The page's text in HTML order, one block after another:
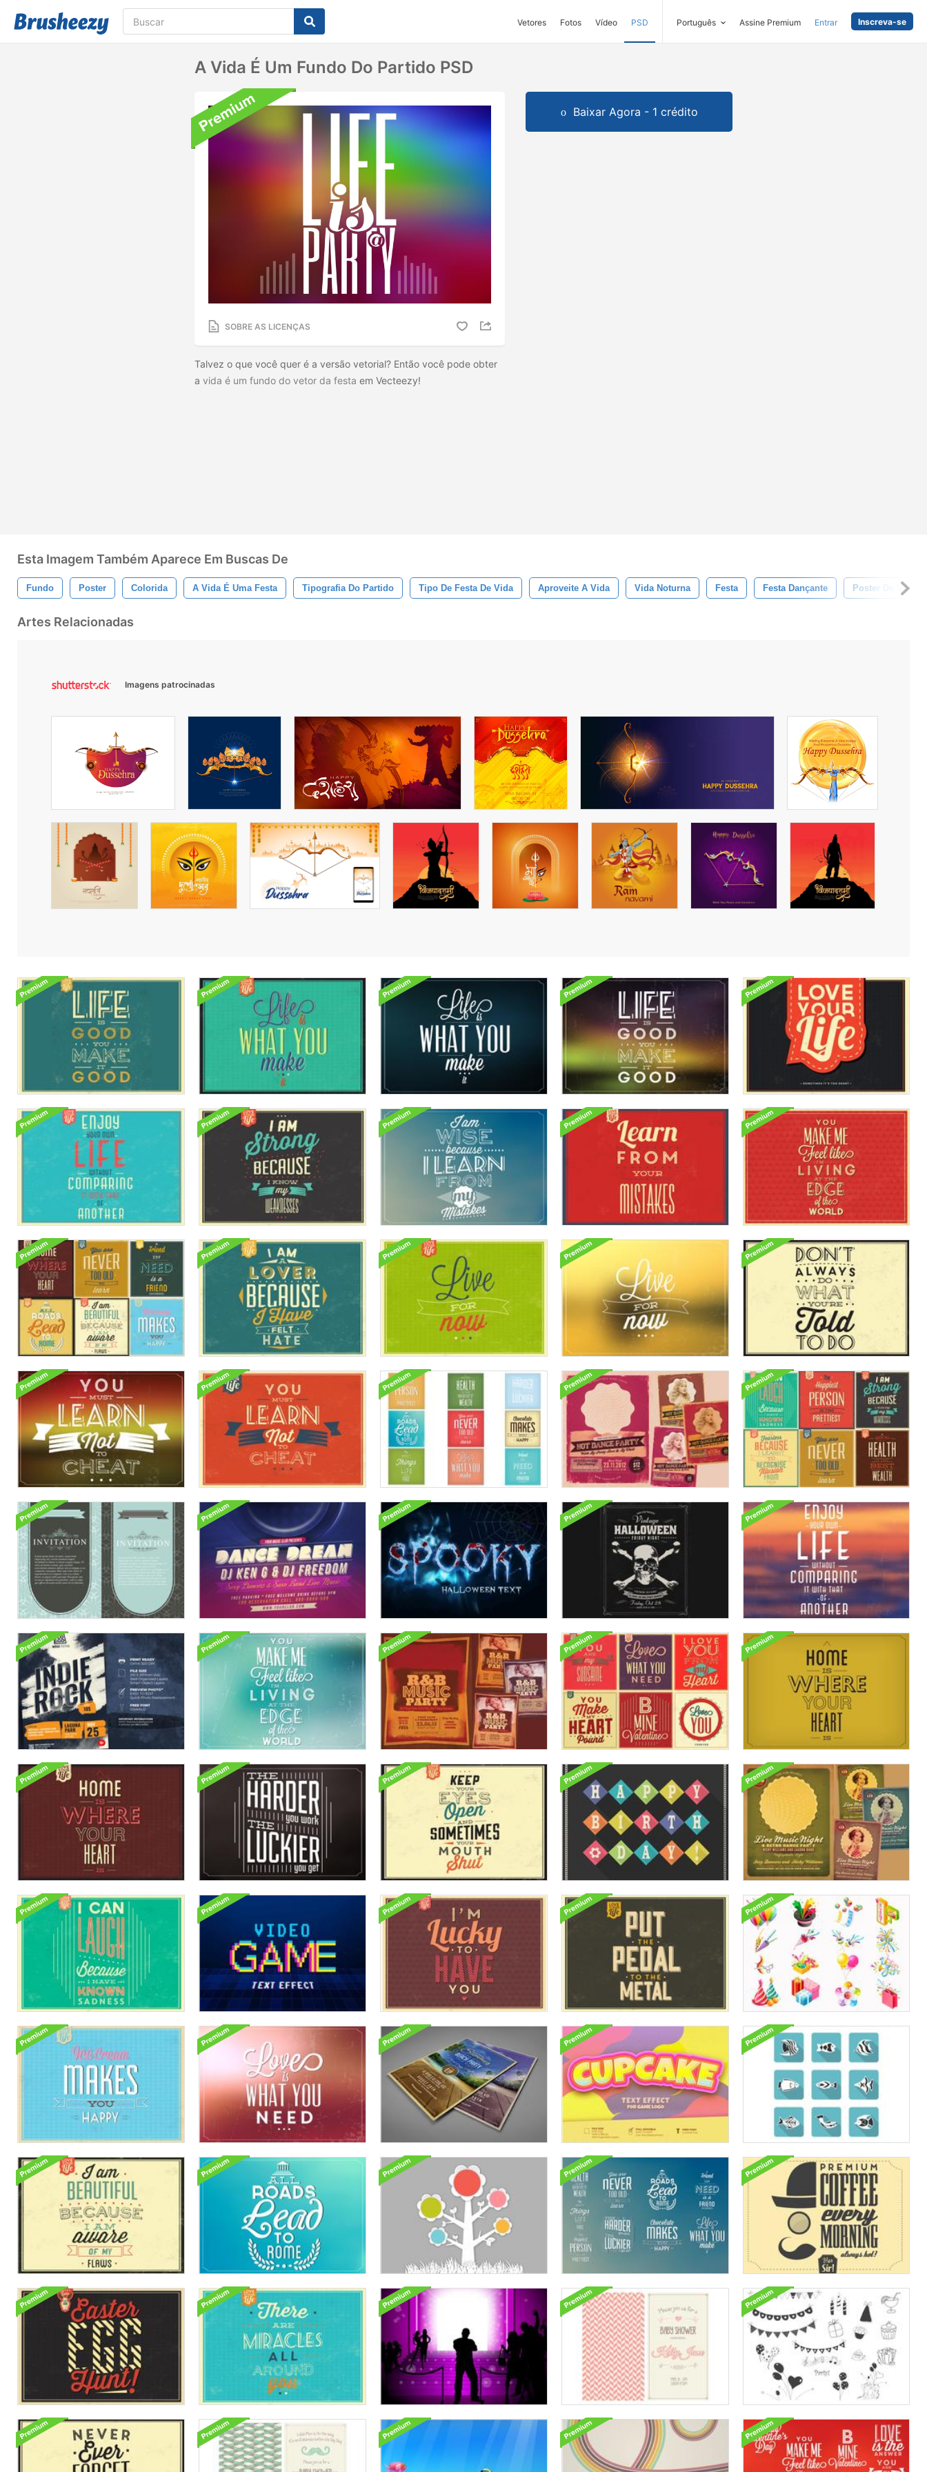
Vetores Fotos Vídeo PSD Português Assine Premium Entrar Inscreva-se
A Vida É Um Fundo Do Partido PSD
SOBRE AS LICENÇAS
Talvez o que você quer é a versão vetorial? Então você pode obter
a vida é um fundo do vetor da festa em Vecteezy!
Baixar Agora - 1 crédito
Esta Imagem Também Aparece Em Buscas De
Fundo Poster Colorida A Vida É Uma Festa Tipografia Do Partido Tipo De Festa De Vida Aproveite A Vida Vida Noturna Festa Festa Dançante Poster De Vida
Artes Relacionadas
Imagens patrocinadas